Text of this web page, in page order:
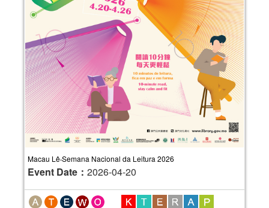
Macau Lê‧Semana Nacional da Leitura 2026
Event Date： 2026-04-20